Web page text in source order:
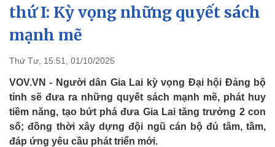
Chính trị
Tổ chức nhân sự
Nhận diện sự thật
Xã hội
Tin 24h
Việc làm
Biển đảo
thứ I: Kỳ vọng những quyết sách
mạnh mẽ
Thứ Tư, 15:51, 01/10/2025
VOV.VN - Người dân Gia Lai kỳ vọng Đại hội Đảng bộ
tỉnh sẽ đưa ra những quyết sách mạnh mẽ, phát huy
tiềm năng, tạo bứt phá đưa Gia Lai tăng trưởng 2 con
số; đồng thời xây dựng đội ngũ cán bộ đủ tâm, tầm,
đáp ứng yêu cầu phát triển mới.